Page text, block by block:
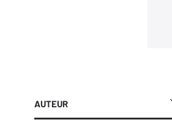
AUTEUR